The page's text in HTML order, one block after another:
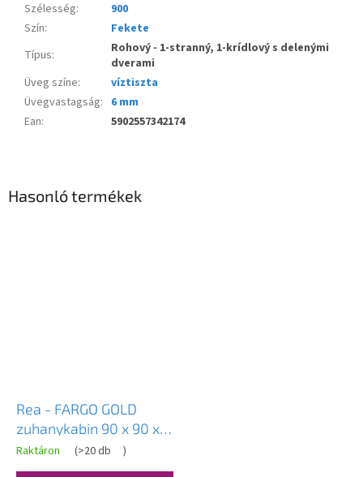
Szélesség:
900
Szín:
Fekete
Típus:
Rohový - 1-stranný, 1-krídlový s delenými
dverami
Üveg színe:
víztiszta
Üvegvastagság: 6 mm
Ean: 5902557342174
Hasonló termékek
Rea - FARGO GOLD
zuhanykabin 90 x 90 x
195 cm, arany, átlátszó
üveg, REA-K4903
Raktáron (>20 db )